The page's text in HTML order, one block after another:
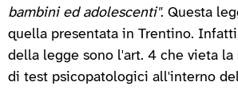
bambini ed adolescenti". Questa
quella presentata in Trentino.
della legge sono l'art. 4 che vieta la
di test psicopatologici all'interno